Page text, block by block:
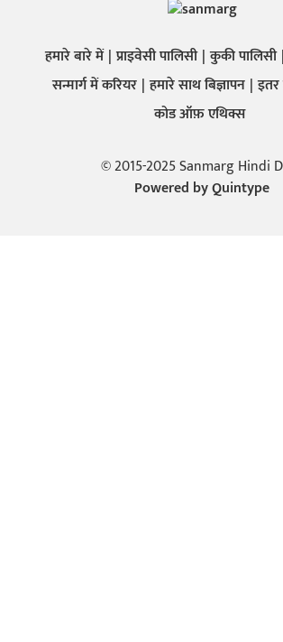
हमारे बारे में प्राइवेसी पालिसी कुकी पालिसी
सन्मार्ग में करियर हमारे साथ बिज्ञापन
कोड ऑफ़ एथिक्स
© 2015-2025 Sanmarg Hindi
Powered byQuintype